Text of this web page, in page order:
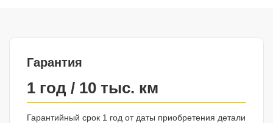
Гарантия
1 год / 10 тыс. км
Гарантийный срок 1 год от даты приобретения детали